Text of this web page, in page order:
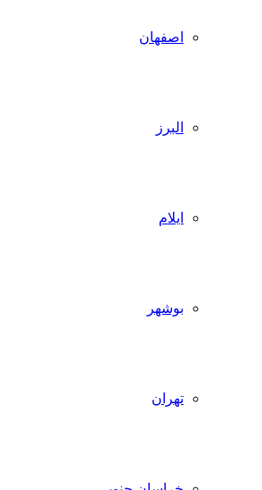
اصفهان
البرز
ایلام
بوشهر
تهران